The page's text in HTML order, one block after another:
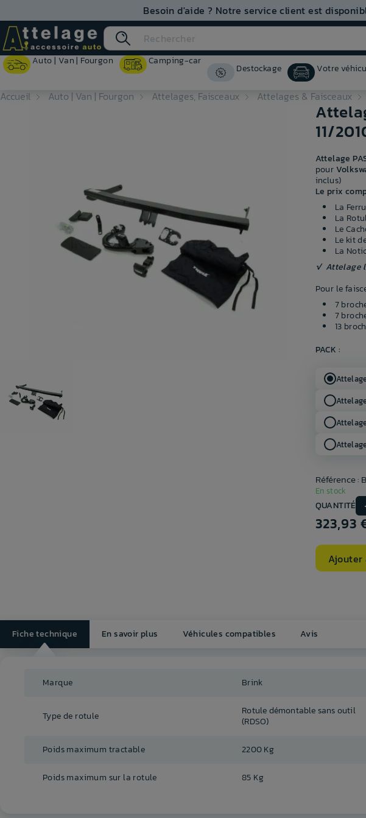
Besoin d'aide ? Notre service client est
Auto | Van | Fourgon Camping-car
Destockage Votre
Accueil Auto | Van | Fourgon Attelages, Faisceaux Attelages & Faisceaux
11/
Attelage
pour
inclus)
Le prix
La
La
Le
Le kit
La
√ Attelage
Pour le
7
7
13
PACK :
QUANTITÉ
En stock
Référence :
323,93
Ajouter
Fiche technique En savoir plus Véhicules compatibles Avis
Marque Brink
Type de rotule
Rotule démontable sans outil
(RDSO)
Poids maximum tractable 2200 Kg
Poids maximum sur la rotule 85 Kg